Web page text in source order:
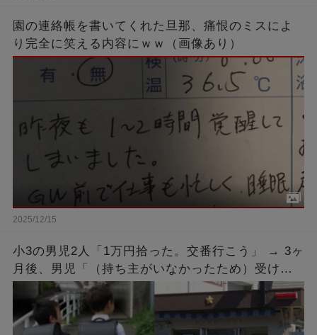
園の連絡帳を書いてくれた旦那、痛恨のミスによ
り完全に笑える内容にｗｗ（画像あり）
2025/12/15
小3の男児2人「1万円拾った。交番行こう」 → 3ヶ
月後、男児「（持ち主がいなかったため）受け取
りに来ました」 → 手続きを済ませ1万円を受け取
ると…